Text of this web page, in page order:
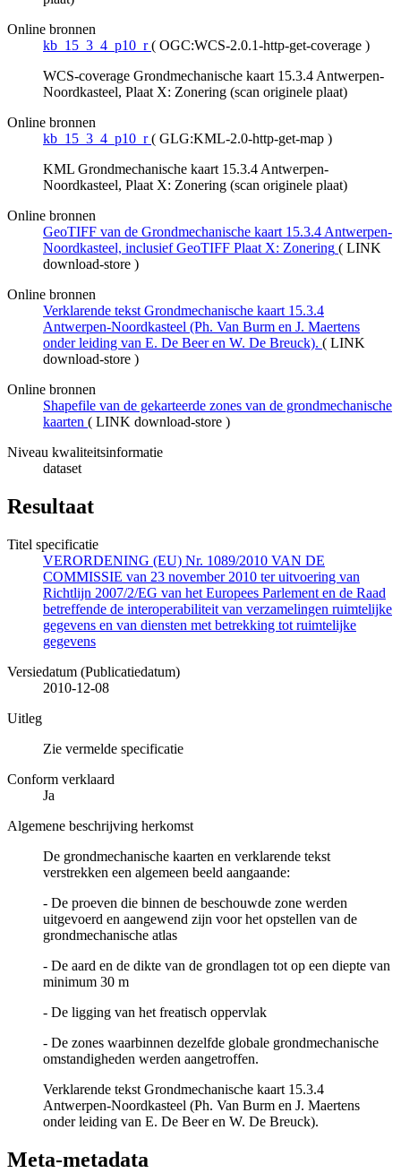
Online bronnen
kb_15_3_4_p10_r ( OGC:WCS-2.0.1-http-get-coverage )
WCS-coverage Grondmechanische kaart 15.3.4 Antwerpen-
Noordkasteel, Plaat X: Zonering (scan originele plaat)
Online bronnen
kb_15_3_4_p10_r ( GLG:KML-2.0-http-get-map )
KML Grondmechanische kaart 15.3.4 Antwerpen-
Noordkasteel, Plaat X: Zonering (scan originele plaat)
Online bronnen
GeoTIFF van de Grondmechanische kaart 15.3.4 Antwerpen-
Noordkasteel, inclusief GeoTIFF Plaat X: Zonering ( LINK
download-store )
Online bronnen
Verklarende tekst Grondmechanische kaart 15.3.4
Antwerpen-Noordkasteel (Ph. Van Burm en J. Maertens
onder leiding van E. De Beer en W. De Breuck). ( LINK
download-store )
Online bronnen
Shapefile van de gekarteerde zones van de grondmechanische
kaarten ( LINK download-store )
Niveau kwaliteitsinformatie
dataset
Resultaat
Titel specificatie
VERORDENING (EU) Nr. 1089/2010 VAN DE
COMMISSIE van 23 november 2010 ter uitvoering van
Richtlijn 2007/2/EG van het Europees Parlement en de Raad
betreffende de interoperabiliteit van verzamelingen ruimtelijke
gegevens en van diensten met betrekking tot ruimtelijke
gegevens
Versiedatum (Publicatiedatum)
2010-12-08
Uitleg
Zie vermelde specificatie
Conform verklaard
Ja
Algemene beschrijving herkomst
De grondmechanische kaarten en verklarende tekst
verstrekken een algemeen beeld aangaande:
- De proeven die binnen de beschouwde zone werden
uitgevoerd en aangewend zijn voor het opstellen van de
grondmechanische atlas
- De aard en de dikte van de grondlagen tot op een diepte van
minimum 30 m
- De ligging van het freatisch oppervlak
- De zones waarbinnen dezelfde globale grondmechanische
omstandigheden werden aangetroffen.
Verklarende tekst Grondmechanische kaart 15.3.4
Antwerpen-Noordkasteel (Ph. Van Burm en J. Maertens
onder leiding van E. De Beer en W. De Breuck).
Meta-metadata